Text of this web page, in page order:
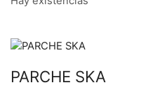
PARCHE SKA